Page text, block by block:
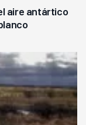
aire antártico